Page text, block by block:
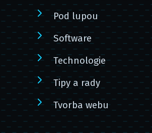
Pod lupou
Software
Technologie
Tipy a rady
Tvorba webu